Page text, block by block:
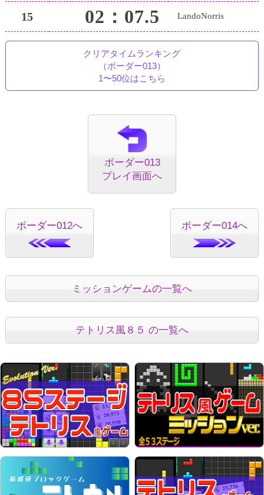
15 02：07.5 LandoNorris
クリアタイムランキング
（ボーダー013）
1〜50位はこちら
ボーダー013
プレイ画面へ
ボーダー012へ ボーダー014へ
ミッションゲームの一覧へ
テトリス風８５ の一覧へ